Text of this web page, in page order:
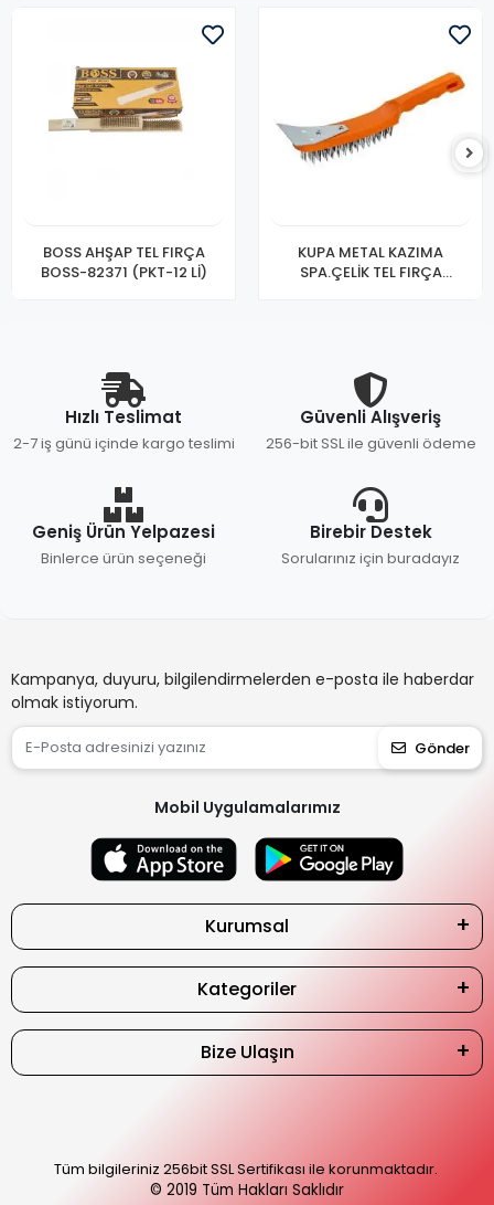
BOSS AHŞAP TEL FIRÇA
BOSS-82371 (PKT-12 Lİ)
KUPA METAL KAZIMA
SPA.ÇELİK TEL FIRÇA
Hızlı Teslimat
2-7 iş günü içinde kargo teslimi
Güvenli Alışveriş
256-bit SSL ile güvenli ödeme
Geniş Ürün Yelpazesi
Binlerce ürün seçeneği
Birebir Destek
Sorularınız için buradayız
Kampanya, duyuru, bilgilendirmelerden e-posta ile haberdar
olmak istiyorum.
Gönder
Mobil Uygulamalarımız
Kurumsal
Kategoriler
Bize Ulaşın
Tüm bilgileriniz 256bit SSL Sertifikası ile korunmaktadır.
© 2019 Tüm Hakları Saklıdır